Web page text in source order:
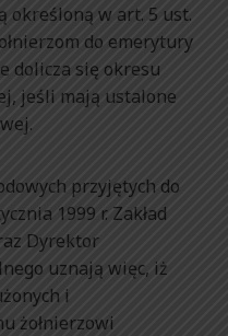
określoną w art. 5 ust.
do emerytury
dolicza się okresu
jeśli mają ustalone
przyjętych do
1999 r. Zakład
Dyrektor
uznają więc, iż
i
żołnierzowi